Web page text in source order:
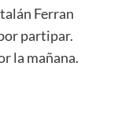
Ferran
partipar.
la mañana.